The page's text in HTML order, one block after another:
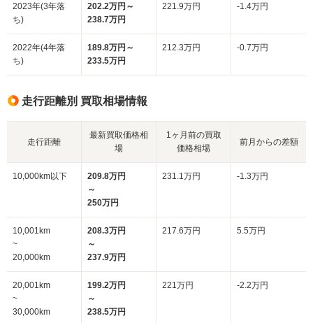
2023年(3年落
ち)
202.2万円～
238.7万円
221.9万円 -1.4万円
2022年(4年落
ち)
189.8万円～
233.5万円
212.3万円 -0.7万円
走行距離別 買取相場情報
走行距離
最新買取価格相
場
1ヶ月前の買取
価格相場
前月からの差額
10,000km以下
209.8万円
～
250万円
231.1万円 -1.3万円
10,001km
~
20,000km
208.3万円
～
237.9万円
217.6万円 5.5万円
20,001km
~
30,000km
199.2万円
～
238.5万円
221万円 -2.2万円